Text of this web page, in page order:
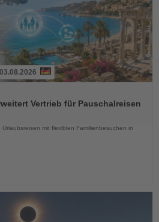
03.08.2026
Vertrieb für Pauschalreisen
mit flexiblen Familienbesuchen in